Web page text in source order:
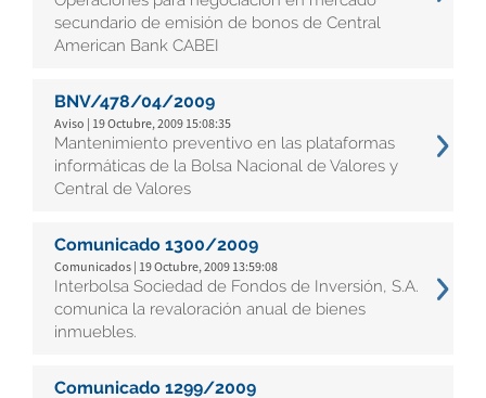
secundario de emisión de bonos de Central
American Bank CABEI
BNV/478/04/2009
Aviso | 19 Octubre, 2009 15:08:35
Mantenimiento preventivo en las plataformas
informáticas de la Bolsa Nacional de Valores y
Central de Valores
Comunicado 1300/2009
Comunicados | 19 Octubre, 2009 13:59:08
Interbolsa Sociedad de Fondos de Inversión, S.A.
comunica la revaloración anual de bienes
inmuebles.
Comunicado 1299/2009